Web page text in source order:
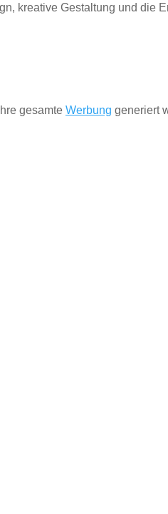
kreative Gestaltung und die
gesamte Werbung generiert